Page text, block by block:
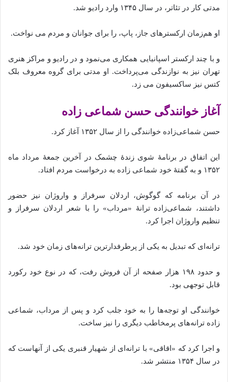
مدتی کار در تئاتر، در سال ۱۳۴۵ وارد رادیو شد.
او هم‌زمان ارکسترهای جاز، پاپ، را برای جوانان و مردم می‌ نواخت.
و با چند ارکستر اسپانیایی همکاری می‌نمود و در رادیو و مراکز هنری
تهران نیز به نوازندگی می‌پرداخت. او مدتی برای گروه معروف بلک
کتس نیز ساکسیفون می‌ زد.
آغاز خوانندگی حسن شماعی‌ زاده
حسن شماعی‌زاده خوانندگی را از سال ۱۳۵۲ آغاز کرد.
این اتفاق در برنامهٔ شوی زندهٔ چشمک در آخرین جمعهٔ مرداد ماه
۱۳۵۲ و به گفتهٔ خود شماعی‌ زاده‌ به درخواست مردم افتاد.
در آن برنامه که گوگوش، اردلان سرفراز و واروژان نیز حضور
داشتند، شماعی‌زاده ترانهٔ «مرداب» را با شعر اردلان سرفراز و
تنظیم واروژان اجرا کرد.
ترانه‌ای که تبدیل به یکی از پرطرفدارترین ترانه‌های زمان خود شد.
و حدود ۱۹۸ هزار صفحه از آن فروش رفت، که در نوع خود رکورد
قابل توجهی بود.
خوانندگی او توجه‌ها را به خود جلب کرد و پس از مرداب، شماعی‌
زاده‌ ترانه‌های پرمخاطب دیگری را نیز ساخت.
و اجرا کرد که «اقاقی» با ترانه‌ای از شهیار قنبری یکی از آنهاست که
در سال ۱۳۵۴ منتشر شد.